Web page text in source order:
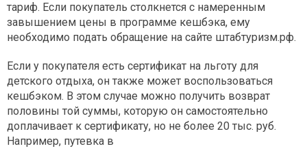
тариф. Если покупатель столкнется с намеренным
завышением цены в программе кешбэка, ему
необходимо подать обращение на сайте штабтуризм.рф.
Если у покупателя есть сертификат на льготу для
детского отдыха, он также может воспользоваться
кешбэком. В этом случае можно получить возврат
половины той суммы, которую он самостоятельно
доплачивает к сертификату, но не более 20 тыс. руб.
Например, путевка в